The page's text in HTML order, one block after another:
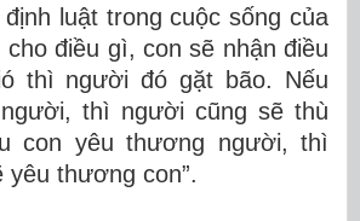
luật trong cuộc sống của
điều gì, con sẽ nhận điều
thì người đó gặt bão. Nếu
thì người cũng sẽ thù
con yêu thương người, thì
yêu thương con”.